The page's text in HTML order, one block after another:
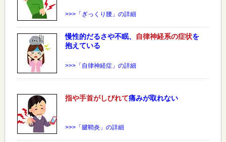
>>>「ぎっくり腰」の詳細
慢性的だるさや不眠、 自律神経系の症状を
抱えている
>>>「自律神経症」の詳細
指や手首がしびれて痛みが取れない
>>>「腱鞘炎」の詳細